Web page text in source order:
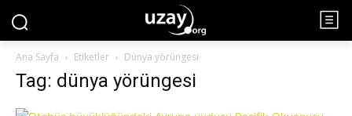
Ana Sayfa Etiketler Dünya yörüngesi
Tag: dünya yörüngesi